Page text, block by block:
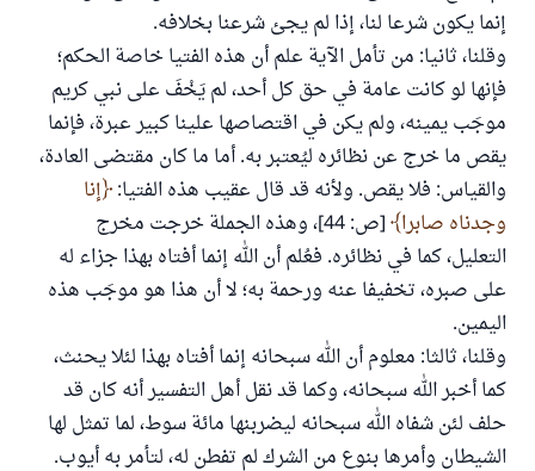
إنما يكون شرعا لنا، إذا لم يجئ شرعنا بخلافه.
وقلنا، ثانيا: من تأمل الآية علم أن هذه الفتيا خاصة الحكم؛
فإنها لو كانت عامة في حق كل أحد، لم يَخْفَ على نبي كريم
موجَب يمينه، ولم يكن في اقتصاصها علينا كبير عبرة، فإنما
يقص ما خرج عن نظائره ليُعتبر به. أما ما كان مقتضى العادة،
والقياس: فلا يقص. ولأنه قد قال عقيب هذه الفتيا: إنا
وجدناه صابرا
[ص: 44]، وهذه الجملة خرجت مخرج
التعليل، كما في نظائره. فعُلم أن الله إنما أفتاه بهذا جزاء له
على صبره، تخفيفا عنه ورحمة به؛ لا أن هذا هو موجَب هذه
اليمين.
وقلنا، ثالثا: معلوم أن الله سبحانه إنما أفتاه بهذا لئلا يحنث،
كما أخبر الله سبحانه، وكما قد نقل أهل التفسير أنه كان قد
حلف لئن شفاه الله سبحانه ليضربنها مائة سوط، لما تمثل لها
الشيطان وأمرها بنوع من الشرك لم تفطن له، لتأمر به أيوب.